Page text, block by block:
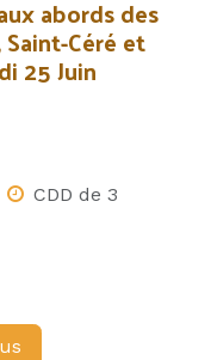
abords des
Céré et
25 Juin
CDD de 3